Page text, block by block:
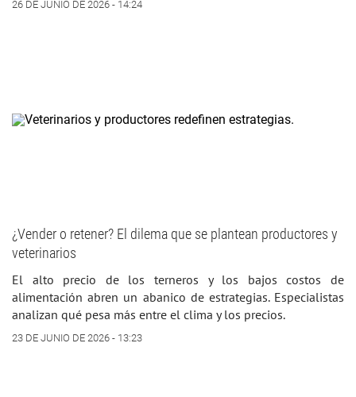
26 DE JUNIO DE 2026 - 14:24
¿Vender o retener? El dilema que se plantean productores y
veterinarios
El alto precio de los terneros y los bajos costos de
alimentación abren un abanico de estrategias. Especialistas
analizan qué pesa más entre el clima y los precios.
23 DE JUNIO DE 2026 - 13:23